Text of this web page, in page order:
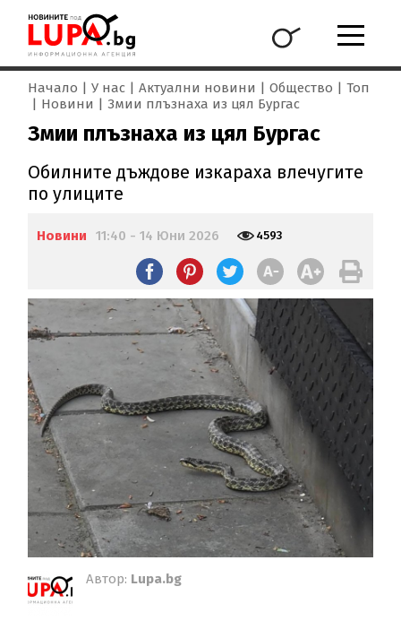
Начало У нас Актуални новини Общество
Топ
Новини
Змии плъзнаха из цял Бургас
Змии плъзнаха из цял Бургас
Обилните дъждове изкараха влечугите
по улиците
Новини 11:40 - 14 Юни 2026 4593
Автор: Lupa.bg